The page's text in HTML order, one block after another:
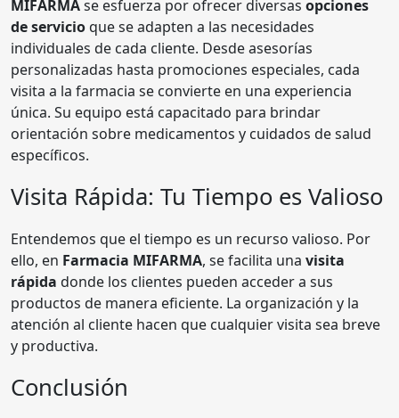
MIFARMAse esfuerza por ofrecer diversas opciones
de servicioque se adapten a las necesidades
individuales de cada cliente. Desde asesorías
personalizadas hasta promociones especiales, cada
visita a la farmacia se convierte en una experiencia
única. Su equipo está capacitado para brindar
orientación sobre medicamentos y cuidados de salud
específicos.
Visita Rápida: Tu Tiempo es Valioso
Entendemos que el tiempo es un recurso valioso. Por
ello, en Farmacia MIFARMA, se facilita una visita
rápida donde los clientes pueden acceder a sus
productos de manera eficiente. La organización y la
atención al cliente hacen que cualquier visita sea breve
y productiva.
Conclusión